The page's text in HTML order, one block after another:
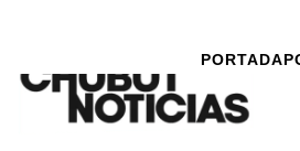
contenido
PORTADA